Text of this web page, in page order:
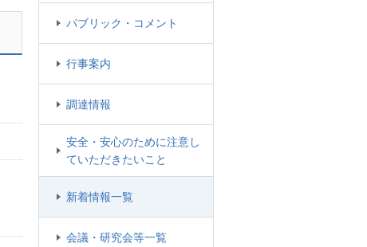
パブリック・コメント
行事案内
調達情報
安全・安心のために注意し
ていただきたいこと
新着情報一覧
会議・研究会等一覧